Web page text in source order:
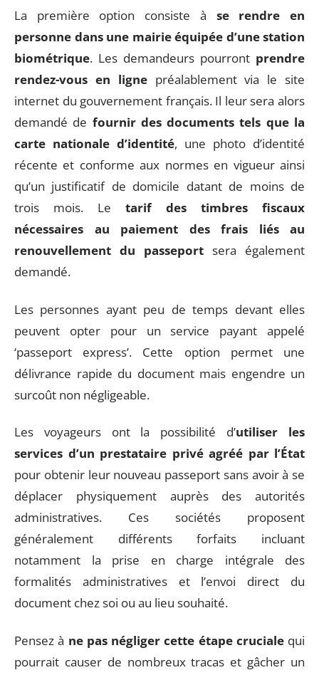
La première option consiste à se rendre en
personne dans une mairie équipée d’une station
biométrique. Les demandeurs pourront prendre
rendez-vous en lignepréalablement via le site
internet du gouvernement français. Il leur sera alors
demandé de fournir des documents tels que la
carte nationale d’identité, une photo d’identité
récente et conforme aux normes en vigueur ainsi
qu’un justificatif de domicile datant de moins de
trois mois. Le tarif des timbres fiscaux
nécessaires au paiement des frais liés au
renouvellement du passeport sera également
demandé.
Les personnes ayant peu de temps devant elles
peuvent opter pour un service payant appelé
‘passeport express’. Cette option permet une
délivrance rapide du document mais engendre un
surcoût non négligeable.
Les voyageurs ont la possibilité d’utiliser les
services d’un prestataire privé agréé par l’État
pour obtenir leur nouveau passeport sans avoir à se
déplacer physiquement auprès des autorités
administratives. Ces sociétés proposent
généralement différents forfaits incluant
notamment la prise en charge intégrale des
formalités administratives et l’envoi direct du
document chez soi ou au lieu souhaité.
Pensez à ne pas négliger cette étape crucialequi
pourrait causer de nombreux tracas et gâcher un